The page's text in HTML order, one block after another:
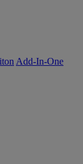
Add-In-One